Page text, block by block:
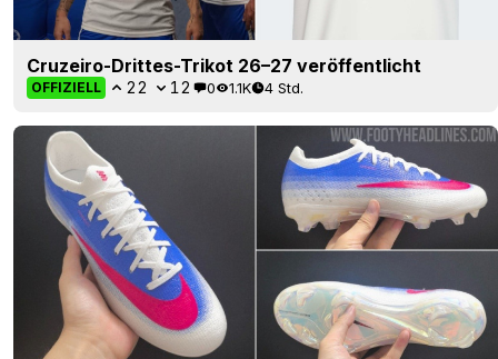
Cruzeiro-Drittes-Trikot 26–27 veröffentlicht
OFFIZIELL 22 12 0 1.1K 4 Std.